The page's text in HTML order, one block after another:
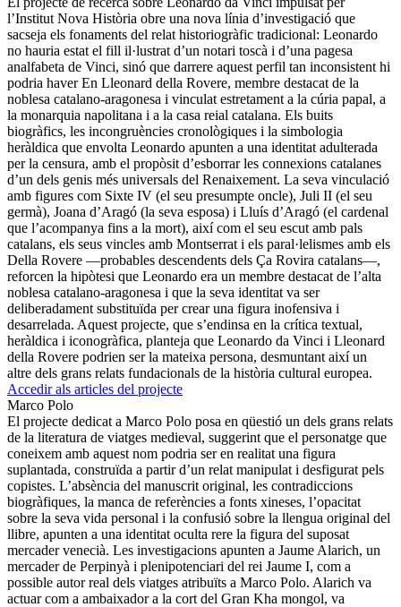
l’Institut Nova Història obre una nova línia d’investigació que
sacseja els fonaments del relat historiogràfic tradicional: Leonardo
no hauria estat el fill il·lustrat d’un notari toscà i d’una pagesa
analfabeta de Vinci, sinó que darrere aquest perfil tan inconsistent hi
podria haver En Lleonard della Rovere, membre destacat de la
noblesa catalano-aragonesa i vinculat estretament a la cúria papal, a
la monarquia napolitana i a la casa reial catalana. Els buits
biogràfics, les incongruències cronològiques i la simbologia
heràldica que envolta Leonardo apunten a una identitat adulterada
per la censura, amb el propòsit d’esborrar les connexions catalanes
d’un dels genis més universals del Renaixement. La seva vinculació
amb figures com Sixte IV (el seu presumpte oncle), Juli II (el seu
germà), Joana d’Aragó (la seva esposa) i Lluís d’Aragó (el cardenal
que l’acompanya fins a la mort), així com el seu escut amb pals
catalans, els seus vincles amb Montserrat i els paral·lelismes amb els
Della Rovere —probables descendents dels Ça Rovira catalans—,
reforcen la hipòtesi que Leonardo era un membre destacat de l’alta
noblesa catalano-aragonesa i que la seva identitat va ser
deliberadament substituïda per crear una figura inofensiva i
desarrelada. Aquest projecte, que s’endinsa en la crítica textual,
heràldica i iconogràfica, planteja que Leonardo da Vinci i Lleonard
della Rovere podrien ser la mateixa persona, desmuntant així un
altre dels grans relats fundacionals de la història cultural europea.
Accedir als articles del projecte
Marco Polo
El projecte dedicat a Marco Polo posa en qüestió un dels grans relats
de la literatura de viatges medieval, suggerint que el personatge que
coneixem amb aquest nom podria ser en realitat una figura
suplantada, construïda a partir d’un relat manipulat i desfigurat pels
copistes. L’absència del manuscrit original, les contradiccions
biogràfiques, la manca de referències a fonts xineses, l’opacitat
sobre la seva vida personal i la confusió sobre la llengua original del
llibre, apunten a una identitat oculta rere la figura del suposat
mercader venecià. Les investigacions apunten a Jaume Alarich, un
mercader de Perpinyà i plenipotenciari del rei Jaume I, com a
possible autor real dels viatges atribuïts a Marco Polo. Alarich va
actuar com a ambaixador a la cort del Gran Kha mongol, va